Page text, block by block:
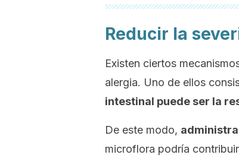
Reducir la
Existen ciertos
alergia. Uno de ellos
intestinal puede ser la
De este modo,
microflora podría